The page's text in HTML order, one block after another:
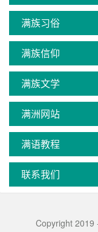
满族习俗
满族信仰
满族文学
满洲网站
满语教程
联系我们
Copyright 2019